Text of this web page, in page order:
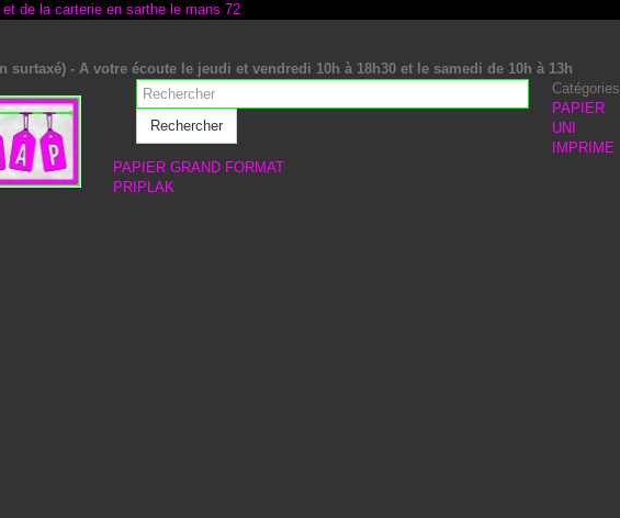
surtaxé) - A votre écoute le jeudi et vendredi 10h à 18h30 et le samedi de 10h à 13h
Rechercher
Catégories
PAPIER
UNI
IMPRIME
PAPIER GRAND FORMAT
PRIPLAK